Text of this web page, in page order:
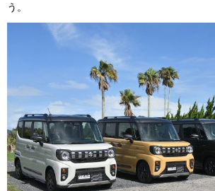
う。